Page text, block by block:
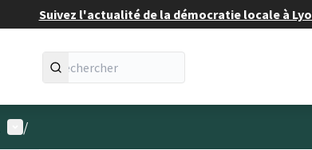
Suivez l'actualité de la démocratie locale à
Menu utilisateur
/